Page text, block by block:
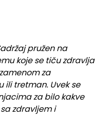
pružen na
koje se tiču zdravlja
za
ili tretman. Uvek se
za bilo kakve
zdravljem i